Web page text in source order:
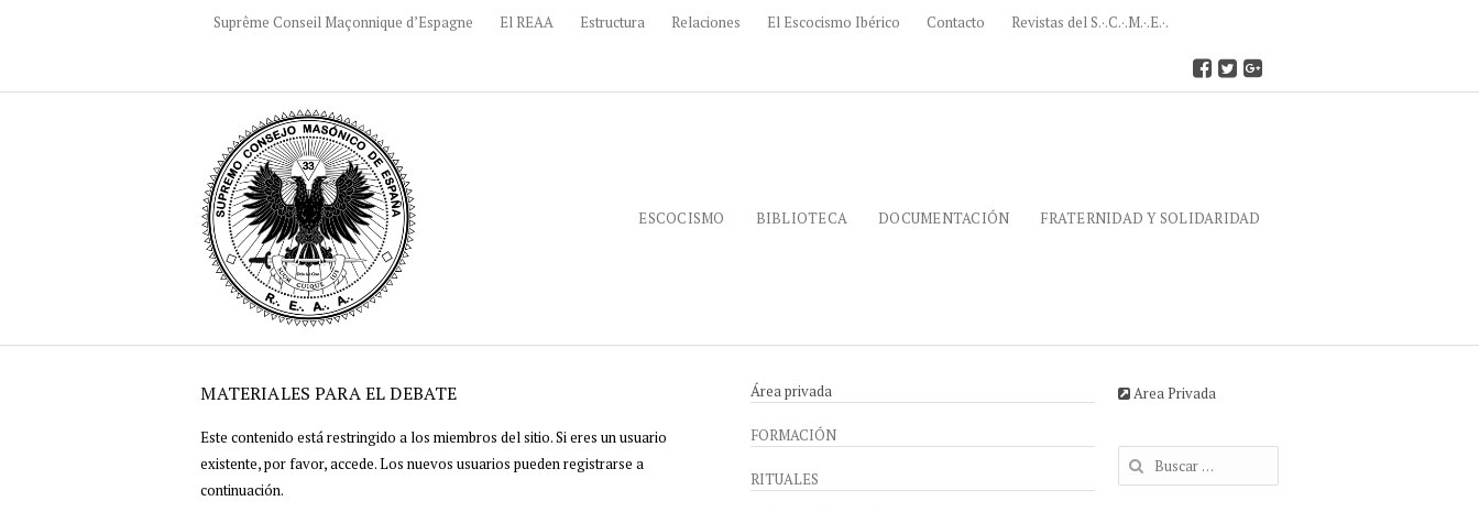
Suprême Conseil Maçonnique d’Espagne El REAA Estructura Relaciones El Escocismo Ibérico Contacto Revistas del S.·.C.·.M.·.E.·.
ESCOCISMO BIBLIOTECA DOCUMENTACIÓN FRATERNIDAD Y SOLIDARIDAD
MATERIALES PARA EL DEBATE
Este contenido está restringido a los miembros del sitio. Si eres un usuario
existente, por favor, accede. Los nuevos usuarios pueden registrarse a
continuación.
Área privada
FORMACIÓN
RITUALES
Area Privada
Buscar: